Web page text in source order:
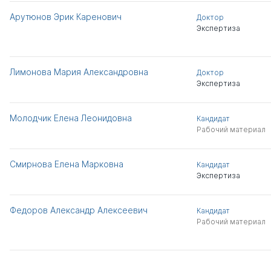
Арутюнов Эрик Каренович
Доктор
Экспертиза
Лимонова Мария Александровна
Доктор
Экспертиза
Молодчик Елена Леонидовна
Кандидат
Рабочий материал
Смирнова Елена Марковна
Кандидат
Экспертиза
Федоров Александр Алексеевич
Кандидат
Рабочий материал